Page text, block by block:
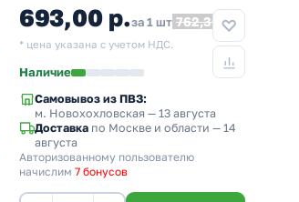
693,00 р.за 1 шт 762,30
* цена указана с учетом НДС.
Наличие
Самовывоз из ПВЗ:
м. Новохохловская — 13 августа
Доставка по Москве и области — 14
августа
Авторизованному пользователю
начислим 7 бонусов